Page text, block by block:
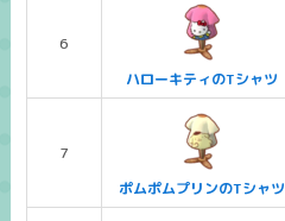
6
ハローキティのTシャツ
7
ポムポムプリンのTシャツ